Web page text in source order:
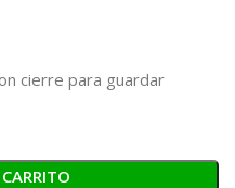
cierre para guardar